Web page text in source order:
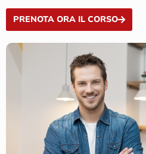
PRENOTA ORA IL CORSO